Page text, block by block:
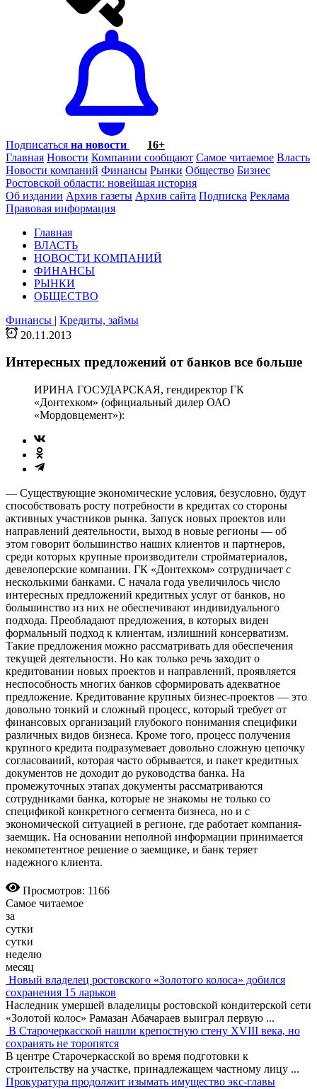
Подписаться на новости
16+
Главная Новости Компании сообщают Самое читаемое Власть
Новости компаний Финансы Рынки Общество Бизнес
Ростовской области: новейшая история
Об издании Архив газеты Архив сайта Подписка Реклама
Правовая информация
Главная
ВЛАСТЬ
НОВОСТИ КОМПАНИЙ
ФИНАНСЫ
РЫНКИ
ОБЩЕСТВО
Финансы | Кредиты, займы
20.11.2013
Интересных предложений от банков все больше
ИРИНА ГОСУДАРСКАЯ, гендиректор ГК
«Донтехком» (официальный дилер ОАО
«Мордовцемент»):
— Существующие экономические условия, безусловно, будут
способствовать росту потребности в кредитах со стороны
активных участников рынка. Запуск новых проектов или
направлений деятельности, выход в новые регионы — об
этом говорит большинство наших клиентов и парт­неров,
среди которых крупные производители стройматериалов,
девелоперские компании. ГК «Донтехком» сотрудничает с
несколькими банками. С начала года увеличилось число
интересных предложений кредитных услуг от банков, но
большинство из них не обеспечивают индивидуального
подхода. Преобладают предложения, в которых виден
формальный подход к клиентам, излишний консерватизм.
Такие предложения можно рассматривать для обеспечения
текущей деятельности. Но как только речь заходит о
кредитовании новых проектов и направлений, проявляется
неспособность многих банков сформировать адекватное
предложение. Кредитование крупных бизнес-проектов — это
довольно тонкий и сложный процесс, который требует от
финансовых организаций глубокого понимания специфики
различных видов бизнеса. Кроме того, процесс получения
крупного кредита подразумевает довольно сложную цепочку
согласований, которая часто обрывается, и пакет кредитных
документов не доходит до руководства банка. На
промежуточных этапах документы рассматриваются
сотрудниками банка, которые не знакомы не только со
спецификой конкретного сегмента бизнеса, но и с
экономической ситуацией в регионе, где рабо­тает компания-
заемщик. На основании неполной информации принимается
некомпетентное решение о заемщике, и банк теряет
надежного клиента.
Просмотров: 1166
Самое читаемое
за
сутки
сутки
неделю
месяц
Новый владелец ростовского «Золотого колоса» добился
сохранения 15 ларьков
Наследник умершей владелицы ростовской кондитерской сети
«Золотой колос» Рамазан Абачараев выиграл первую ...
В Старочеркасской нашли крепостную стену XVIII века, но
сохранять не торопятся
В центре Старочеркасской во время подготовки к
строительству на участке, принадлежащем частному лицу ...
Прокуратура продолжит изымать имущество экс-главы